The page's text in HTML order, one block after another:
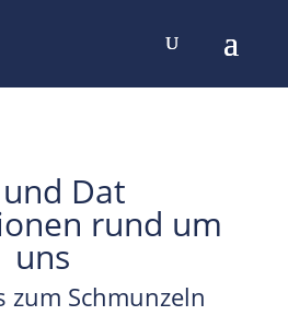
Dat
rund um
uns
zum Schmunzeln